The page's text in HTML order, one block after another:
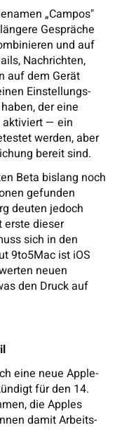
„Campos"
Gespräche
und auf
Nachrichten,
auf dem Gerät
Einstellungs-
der eine
aktiviert — ein
werden, aber
bereit sind.
Beta bislang noch
gefunden
deuten jedoch
erste dieser
sich in den
9to5Mac ist iOS
neuen
den Druck auf
eine neue Apple-
für den 14.
die Apples
damit Arbeits-